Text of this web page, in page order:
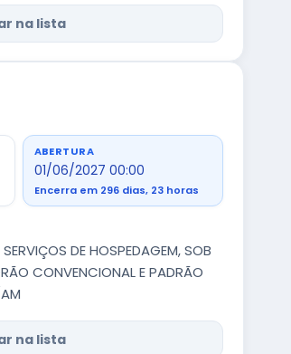
na lista
ABERTURA
01/06/2027 00:00
Encerra em 296 dias, 23 horas
DE HOSPEDAGEM, SOB
CONVENCIONAL E PADRÃO
na lista